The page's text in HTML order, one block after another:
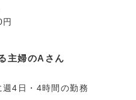
主婦のAさん
週4日・4時間の勤務